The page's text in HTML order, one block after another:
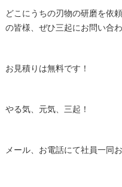
どこにうちの刃物の研磨を依
の皆様、ぜひ三起にお問い合わ
お見積りは無料です！
やる気、元気、三起！
メール、お電話にて社員一同